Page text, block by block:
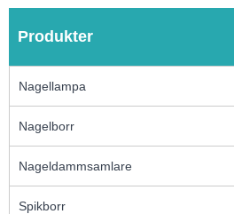
Produkter
Nagellampa
Nagelborr
Nageldammsamlare
Spikborr